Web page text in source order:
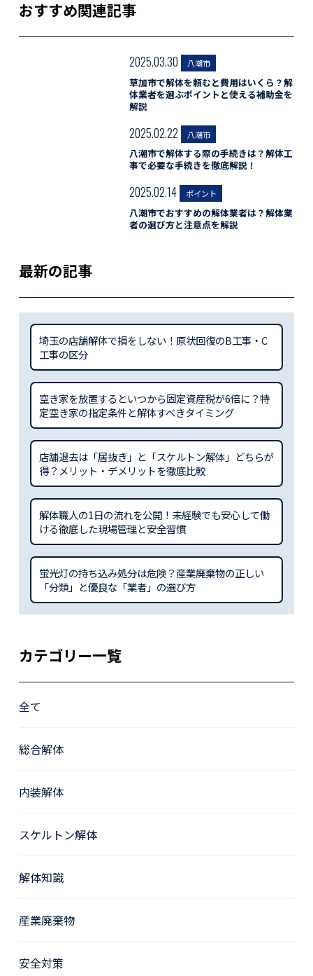
おすすめ関連記事
2025.03.30 八潮市
草加市で解体を頼むと費用はいくら？解
体業者を選ぶポイントと使える補助金を
解説
2025.02.22 八潮市
八潮市で解体する際の手続きは？解体工
事で必要な手続きを徹底解説！
2025.02.14 ポイント
八潮市でおすすめの解体業者は？解体業
者の選び方と注意点を解説
最新の記事
埼玉の店舗解体で損をしない！原状回復のB工事・C
工事の区分
空き家を放置するといつから固定資産税が6倍に？特
定空き家の指定条件と解体すべきタイミング
店舗退去は「居抜き」と「スケルトン解体」どちらが
得？メリット・デメリットを徹底比較
解体職人の1日の流れを公開！未経験でも安心して働
ける徹底した現場管理と安全習慣
蛍光灯の持ち込み処分は危険？産業廃棄物の正しい
「分類」と優良な「業者」の選び方
カテゴリー一覧
全て
総合解体
内装解体
スケルトン解体
解体知識
産業廃棄物
安全対策